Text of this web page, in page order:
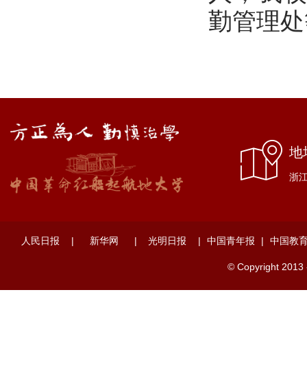
勤管理
地
浙
人民日报 | 新华网 | 光明日报 | 中国青年报 | 中国教
© Copyright 2013